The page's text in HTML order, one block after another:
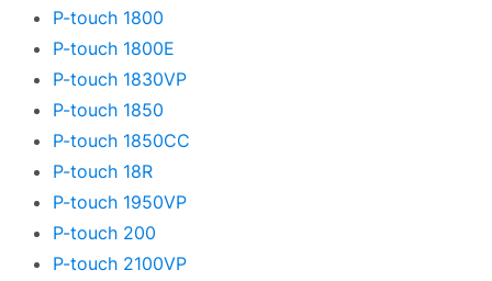
P-touch 1800
P-touch 1800E
P-touch 1830VP
P-touch 1850
P-touch 1850CC
P-touch 18R
P-touch 1950VP
P-touch 200
P-touch 2100VP